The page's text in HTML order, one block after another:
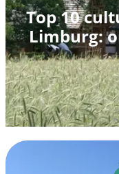
Top 10
Limburg: